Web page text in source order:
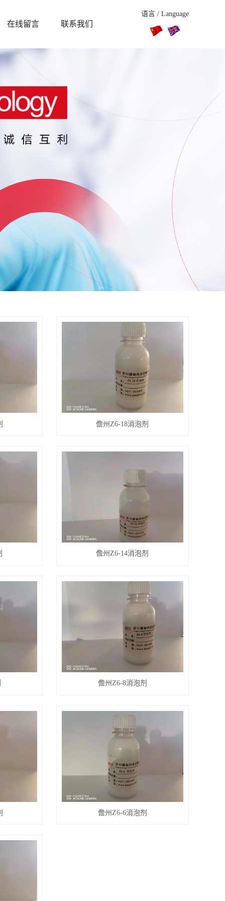
在线留言 联系我们
语言 / Language
儋州Z6-18消泡剂
儋州Z6-14消泡剂
儋州Z6-8消泡剂
儋州Z6-6消泡剂